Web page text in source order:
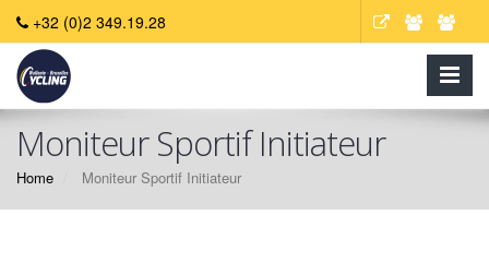
+32 (0)2 349.19.28
Moniteur Sportif Initiateur
Home Moniteur Sportif Initiateur